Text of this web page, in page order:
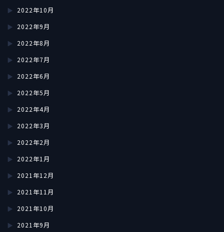
2022年10月
2022年9月
2022年8月
2022年7月
2022年6月
2022年5月
2022年4月
2022年3月
2022年2月
2022年1月
2021年12月
2021年11月
2021年10月
2021年9月